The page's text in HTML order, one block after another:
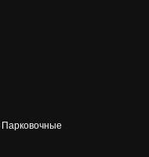
Парковочные